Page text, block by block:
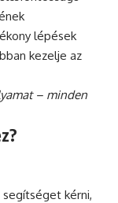
lépések
kezelje az
– minden
kérni,